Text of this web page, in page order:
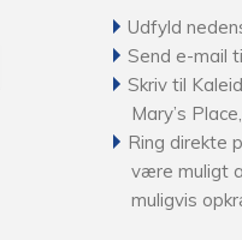
Udfyld
Send e-mail
Skriv til
Mary’s
Ring direkte
være muligt
muligvis